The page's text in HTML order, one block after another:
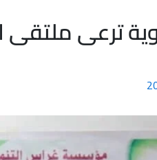
ترعى ملتقى